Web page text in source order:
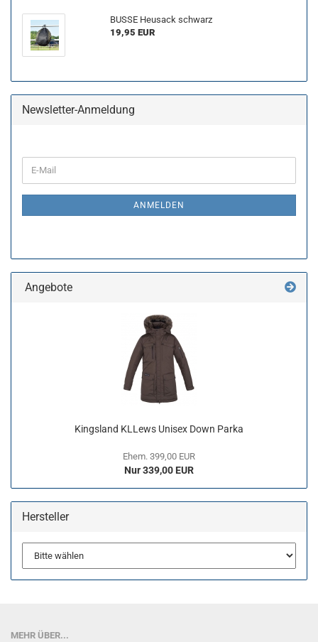
BUSSE Heusack schwarz
19,95 EUR
Newsletter-Anmeldung
ZUR
E-
Mail
ANMELDEN
Angebote
Kingsland KLLews Unisex Down Parka
Ehem. 399,00 EUR
Nur 339,00 EUR
Hersteller
MEHR ÜBER...